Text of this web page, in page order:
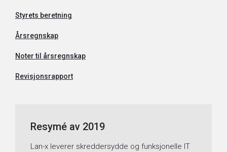
Styrets beretning
Årsregnskap
Noter til årsregnskap
Revisjonsrapport
Resymé av 2019
Lan-x leverer skreddersydde og funksjonelle IT